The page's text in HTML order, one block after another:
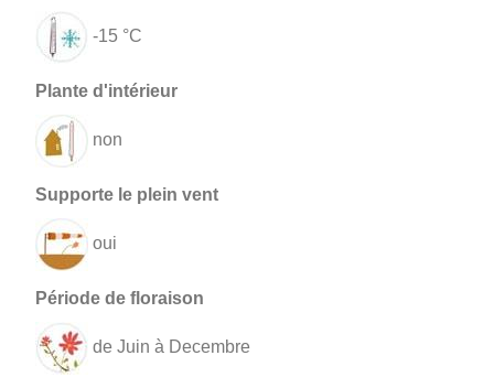
-15 °C
non
oui
de Juin à Decembre